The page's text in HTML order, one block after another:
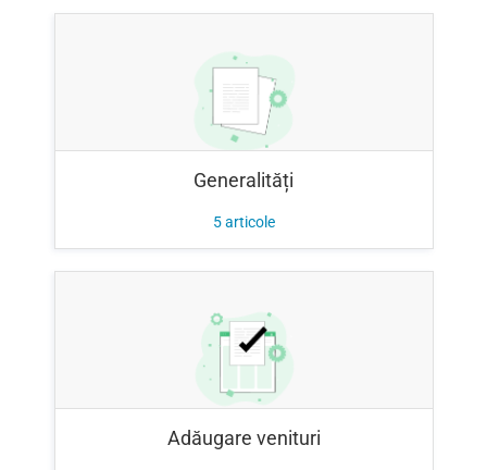
Generalități
5articole
Adăugare venituri